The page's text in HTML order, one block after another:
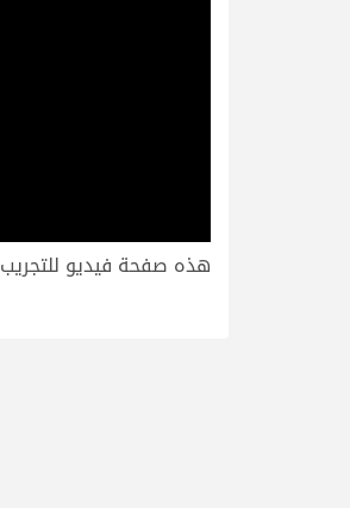
هذه صفحة فيديو للتجريب